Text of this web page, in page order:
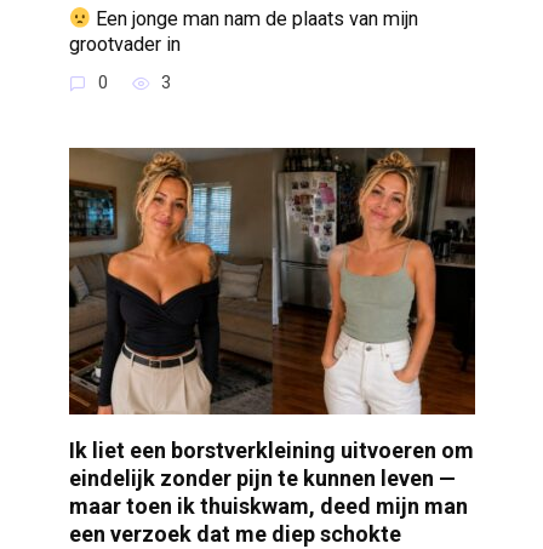
Een jonge man nam de plaats van mijn
grootvader in
0 3
Ik liet een borstverkleining uitvoeren om
eindelijk zonder pijn te kunnen leven —
maar toen ik thuiskwam, deed mijn man
een verzoek dat me diep schokte